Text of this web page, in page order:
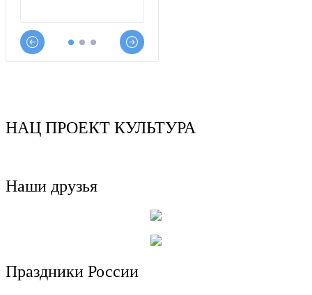
НАЦ ПРОЕКТ КУЛЬТУРА
Наши друзья
Праздники России